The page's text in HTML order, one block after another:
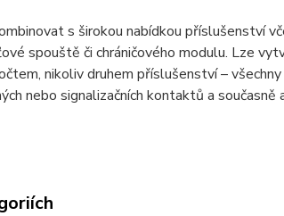
s širokou nabídkou příslušenství
spouště či chráničového modulu. Lze
nikoliv druhem příslušenství –
nebo signalizačních kontaktů a současně